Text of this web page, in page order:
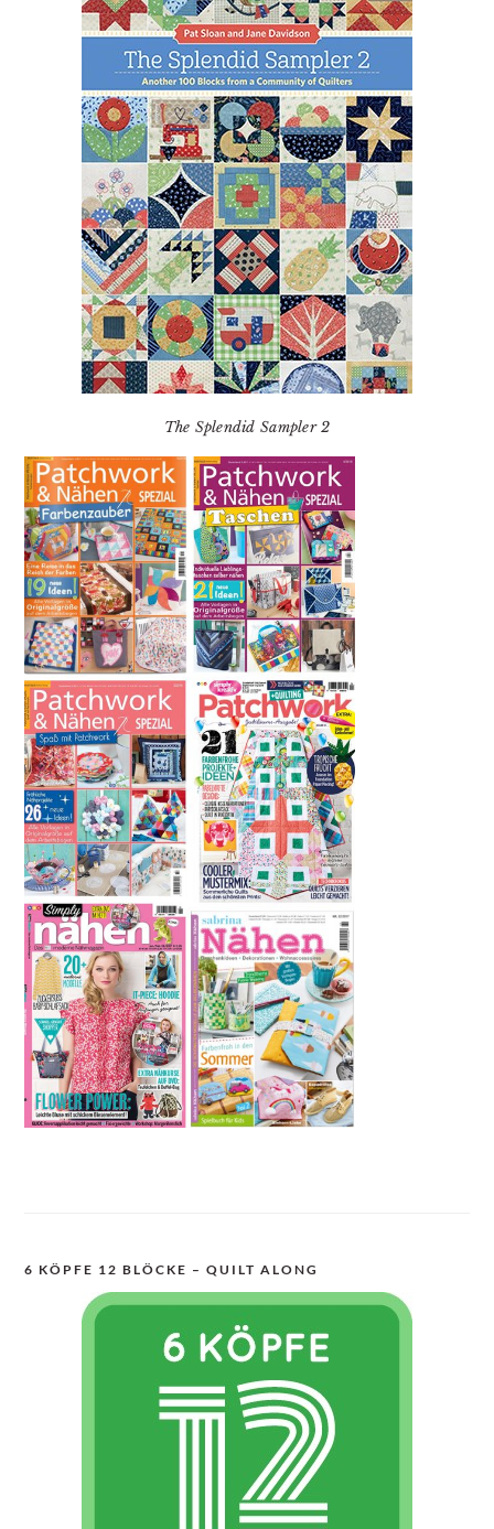
The Splendid Sampler 2
6 KÖPFE 12 BLÖCKE – QUILT ALONG